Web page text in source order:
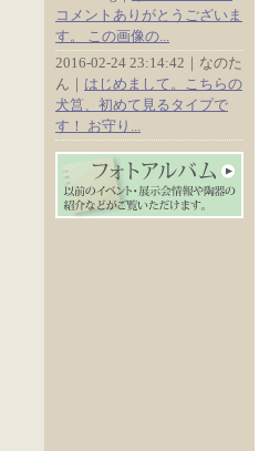
コメントありがとうございま
す。 この画像の...
2016-02-24 23:14:42｜なのた
ん｜ はじめまして。こちらの
犬筥、初めて見るタイプで
す！ お守り...